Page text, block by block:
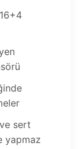
sert
yapmaz